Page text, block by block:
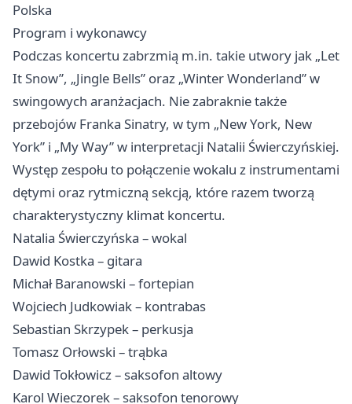
Polska
Program i wykonawcy
Podczas koncertu zabrzmią m.in. takie utwory jak „Let
It Snow”, „Jingle Bells” oraz „Winter Wonderland” w
swingowych aranżacjach. Nie zabraknie także
przebojów Franka Sinatry, w tym „New York, New
York” i „My Way” w interpretacji Natalii Świerczyńskiej.
Występ zespołu to połączenie wokalu z instrumentami
dętymi oraz rytmiczną sekcją, które razem tworzą
charakterystyczny klimat koncertu.
Natalia Świerczyńska – wokal
Dawid Kostka – gitara
Michał Baranowski – fortepian
Wojciech Judkowiak – kontrabas
Sebastian Skrzypek – perkusja
Tomasz Orłowski – trąbka
Dawid Tokłowicz – saksofon altowy
Karol Wieczorek – saksofon tenorowy